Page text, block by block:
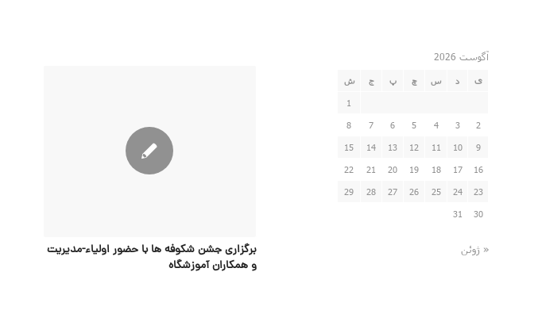
برگزاری جشن شکوفه ها با حضور اولیاء-مدیریت
و همکاران آموزشگاه
آگوست 2026
ی د س چ پ ج ش
1
2
3
4
5
6
7
8
9
10
11
12
13
14
15
16
17
18
19
20
21
22
23
24
25
26
27
28
29
30
31
« ژوئن